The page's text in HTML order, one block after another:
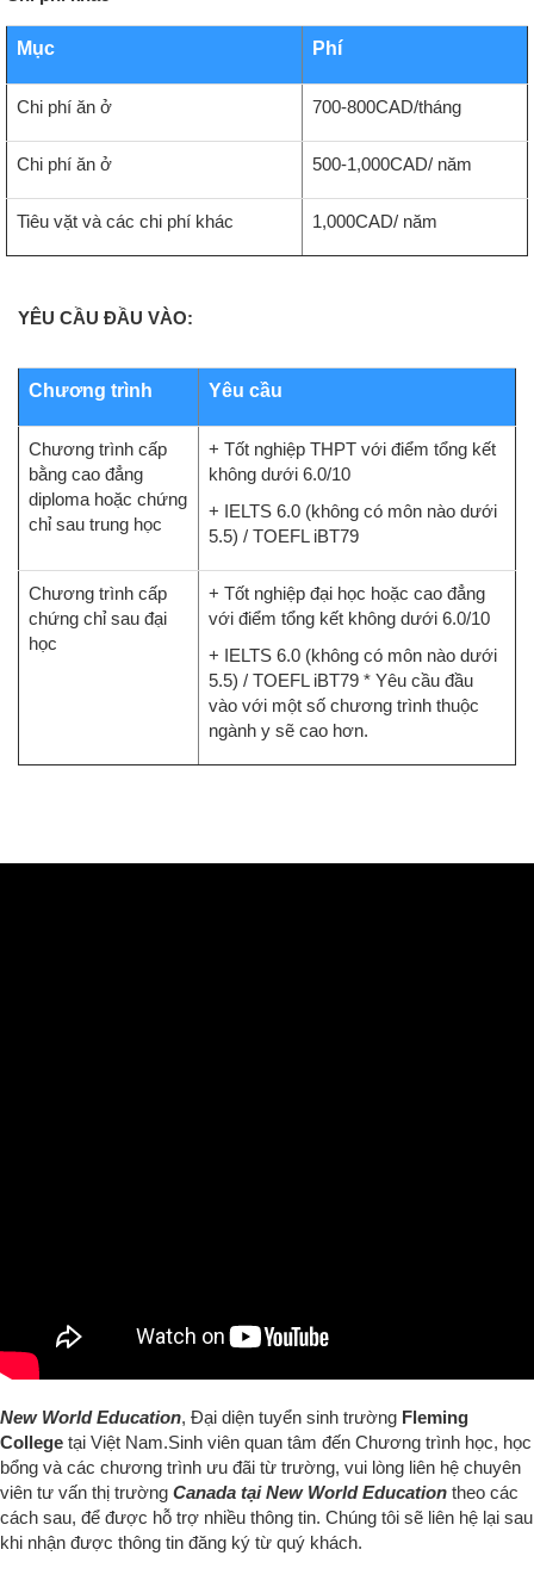
Mục Phí
Chi phí ăn ở 700-800CAD/tháng
Chi phí ăn ở 500-1,000CAD/ năm
Tiêu vặt và các chi phí khác 1,000CAD/ năm
YÊU CẦU ĐẦU VÀO:
Chương trình Yêu cầu
Chương trình cấp
bằng cao đẳng
diploma hoặc chứng
chỉ sau trung học
+ Tốt nghiệp THPT với điểm tổng kết
không dưới 6.0/10
+ IELTS 6.0 (không có môn nào dưới
5.5) / TOEFL iBT79
Chương trình cấp
chứng chỉ sau đại
học
+ Tốt nghiệp đại học hoặc cao đẳng
với điểm tổng kết không dưới 6.0/10
+ IELTS 6.0 (không có môn nào dưới
5.5) / TOEFL iBT79 * Yêu cầu đầu
vào với một số chương trình thuộc
ngành y sẽ cao hơn.
New World Education, Đại diện tuyển sinh trường Fleming
College tại Việt Nam.Sinh viên quan tâm đến Chương trình học, học
bổng và các chương trình ưu đãi từ trường, vui lòng liên hệ chuyên
viên tư vấn thị trường Canada tại New World Education theo các
cách sau, để được hỗ trợ nhiều thông tin. Chúng tôi sẽ liên hệ lại sau
khi nhận được thông tin đăng ký từ quý khách.